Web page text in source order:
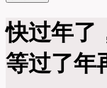
快过年了
等过了年